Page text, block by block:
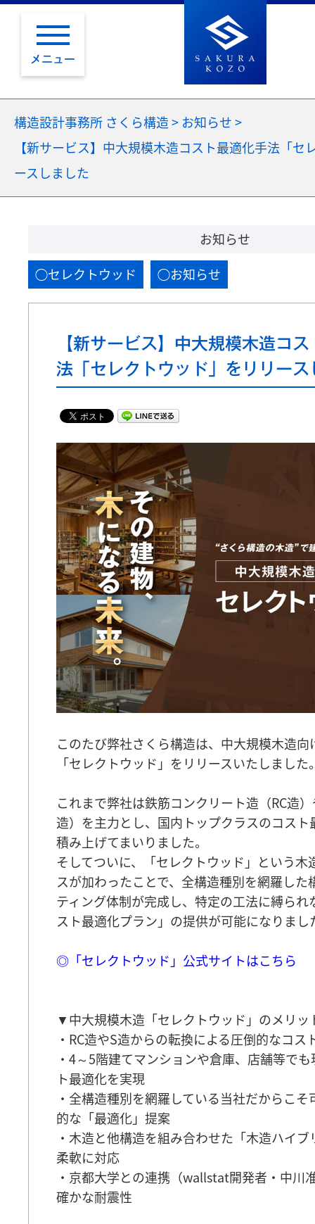
メニュー
構造設計事務所 さくら構造> お知らせ>
【新サービス】中大規模木造コスト最適化手法「セ
ースしました
お知らせ
セレクトウッド
お知らせ
【新サービス】中大規模木造コ
法「セレクトウッド」をリリース
このたび弊社さくら構造は、中大規模木造向
「セレクトウッド」をリリースいたしました
これまで弊社は鉄筋コンクリート造（RC造
造）を主力とし、国内トップクラスのコスト
積み上げてまいりました。
そしてついに、「セレクトウッド」という木
スが加わったことで、全構造種別を網羅した
ティング体制が完成し、特定の工法に縛られ
スト最適化プラン」の提供が可能になりまし
◎「セレクトウッド」公式サイトはこちら
▼中大規模木造「セレクトウッド」のメリッ
・RC造やS造からの転換による圧倒的なコス
・4～5階建てマンションや倉庫、店舗等で
ト最適化を実現
・全構造種別を網羅している当社だからこそ
的な「最適化」提案
・木造と他構造を組み合わせた「木造ハイ
柔軟に対応
・京都大学との連携（wallstat開発者・中川
確かな耐震性